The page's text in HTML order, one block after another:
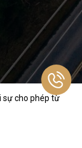
sự cho phép từ